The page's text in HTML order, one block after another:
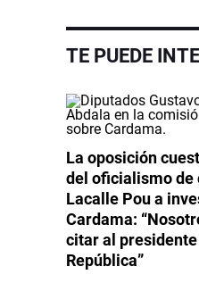
TE PUEDE
La oposición
del oficialismo de
Lacalle Pou a
Cardama:
citar al presidente
República”